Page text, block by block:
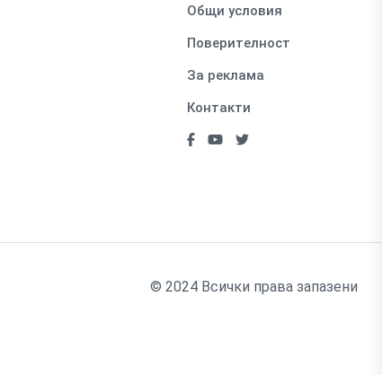
Общи условия
Поверителност
За реклама
Контакти
© 2024 Всички права запазени